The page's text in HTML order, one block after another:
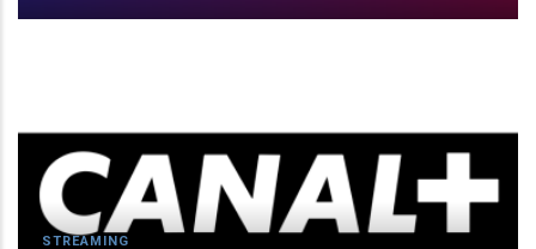
STREAMING